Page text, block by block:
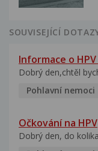
SOUVISEJÍCÍ
Informace o
Dobrý den,chtěl
Pohlavní nemoci
Očkování na HPV
Dobrý den, do